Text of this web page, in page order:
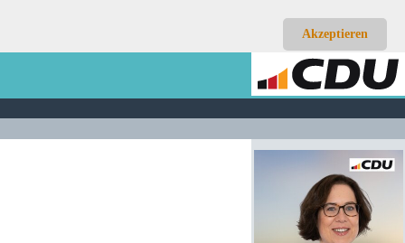
Akzeptieren